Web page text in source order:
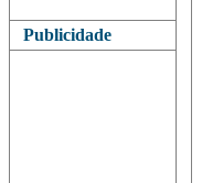
Publicidade